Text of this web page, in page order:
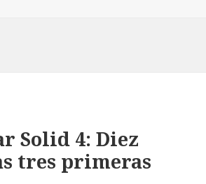
Solid 4: Diez
tres primeras